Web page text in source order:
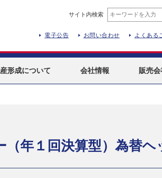
サイト内検索
電子公告 お問い合わせ よくある
形成について 会社情報 販売
（年１回決算型）為替ヘ